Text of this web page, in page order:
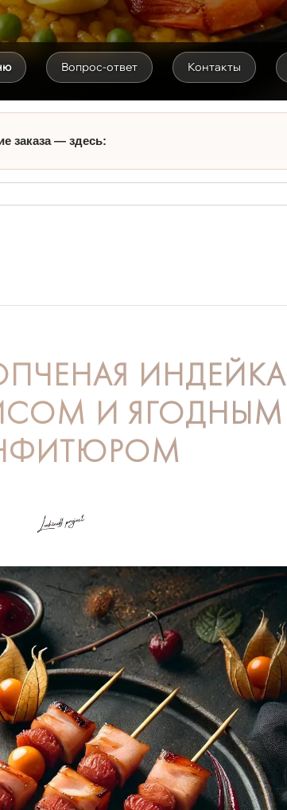
Вопрос-ответ Контакты
заказа — здесь:
ИНДЕЙКА
И ЯГОДНЫМ